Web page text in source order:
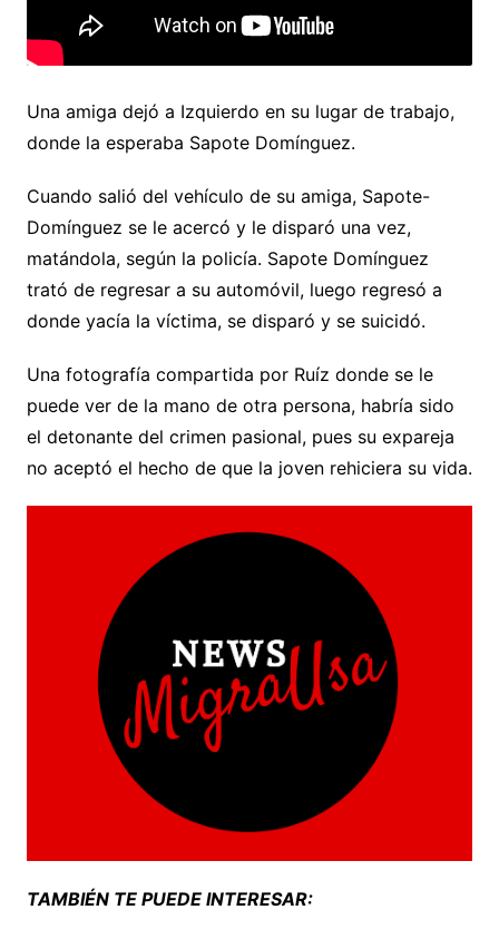
Una amiga dejó a Izquierdo en su lugar de trabajo,
donde la esperaba Sapote Domínguez.
Cuando salió del vehículo de su amiga, Sapote-
Domínguez se le acercó y le disparó una vez,
matándola, según la policía. Sapote Domínguez
trató de regresar a su automóvil, luego regresó a
donde yacía la víctima, se disparó y se suicidó.
Una fotografía compartida por Ruíz donde se le
puede ver de la mano de otra persona, habría sido
el detonante del crimen pasional, pues su expareja
no aceptó el hecho de que la joven rehiciera su vida.
TAMBIÉN TE PUEDE INTERESAR: